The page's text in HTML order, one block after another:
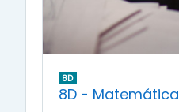
8D
8D - Matemática